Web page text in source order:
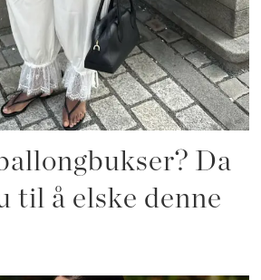
Da
til å elske denne